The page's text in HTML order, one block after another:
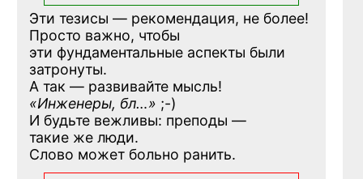
Эти тезисы — рекомендация, не более!
Просто важно, чтобы
эти фундаментальные аспекты были
затронуты.
А так — развивайте мысль!
«Инженеры, бл…» ;-)
И будьте вежливы: преподы —
такие же люди.
Слово может больно ранить.